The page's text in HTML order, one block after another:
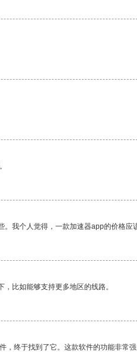
我个人觉得，一款加速器app的价格应
比如能够支持更多地区的线路。
，终于找到了它。这款软件的功能非常